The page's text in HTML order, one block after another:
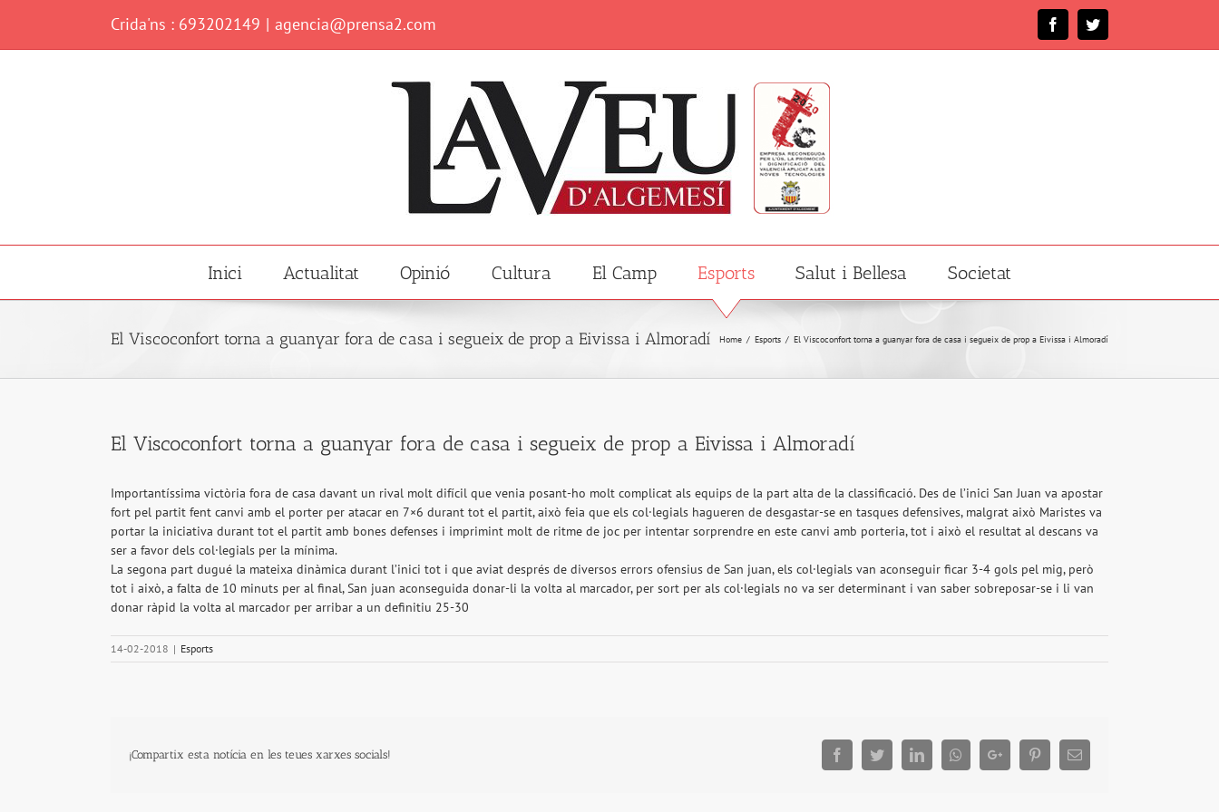
content
Crida'ns : 693202149 | agencia@prensa2.com FacebookTwitter
Inici Actualitat Opinió Cultura El Camp Esports Salut i Bellesa Societat
El Viscoconfort torna a guanyar fora de casa i segueix de prop a Eivissa i Almoradí Home / Esports / El Viscoconfort torna a guanyar fora de casa i segueix de prop a Eivissa i Almoradí
El Viscoconfort torna a guanyar fora de casa i segueix de prop a Eivissa i Almoradí
Importantíssima victòria fora de casa davant un rival molt difícil que venia posant-ho molt complicat als equips de la part alta de la classificació. Des de l’inici San Juan va apostar
fort pel partit fent canvi amb el porter per atacar en 7×6 durant tot el partit, això feia que els col·legials hagueren de desgastar-se en tasques defensives, malgrat això Maristes va
portar la iniciativa durant tot el partit amb bones defenses i imprimint molt de ritme de joc per intentar sorprendre en este canvi amb porteria, tot i això el resultat al descans va
ser a favor dels col·legials per la mínima.
La segona part dugué la mateixa dinàmica durant l’inici tot i que aviat després de diversos errors ofensius de San juan, els col·legials van aconseguir ficar 3-4 gols pel mig, però
tot i això, a falta de 10 minuts per al final, San juan aconseguida donar-li la volta al marcador, per sort per als col·legials no va ser determinant i van saber sobreposar-se i li van
donar ràpid la volta al marcador per arribar a un definitiu 25-30
14-02-2018 | Esports
¡Compartix esta notícia en les teues xarxes socials! FacebookTwitterLinkedInWhatsappGoogle+ PinterestEmail